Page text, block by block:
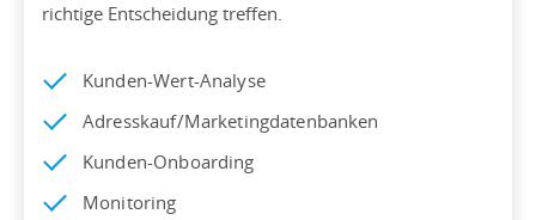
richtige Entscheidung treffen.
Kunden-Wert-Analyse
Adresskauf/Marketingdatenbanken
Kunden-Onboarding
Monitoring